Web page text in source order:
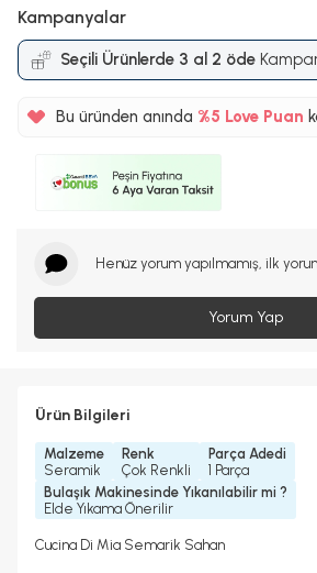
Kampanyalar
Seçili Ürünlerde 3 al 2 öde
Bu üründen anında %5
%5
Love Puan
Henüz yorum yapılmamış, ilk
Yorum Yap
Ürün Bilgileri
Malzeme
Seramik
Renk
Çok Renkli
Parça Adedi
1 Parça
Bulaşık Makinesinde Yıkanılabilir mi ?
Elde Yıkama Önerilir
Cucina Di Mia Semarik Sahan